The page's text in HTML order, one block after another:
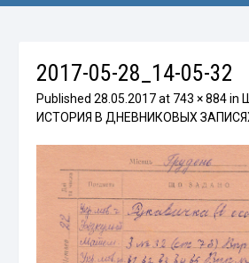
2017-05-28_14-05-32
Published28.05.2017at 743 × 884in
ИСТОРИЯ В ДНЕВНИКОВЫХ